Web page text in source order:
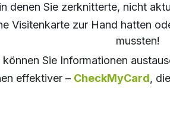
denen Sie zerknitterte, nicht
Visitenkarte zur Hand hatten
mussten!
Sie Informationen
effektiver – CheckMyCard,